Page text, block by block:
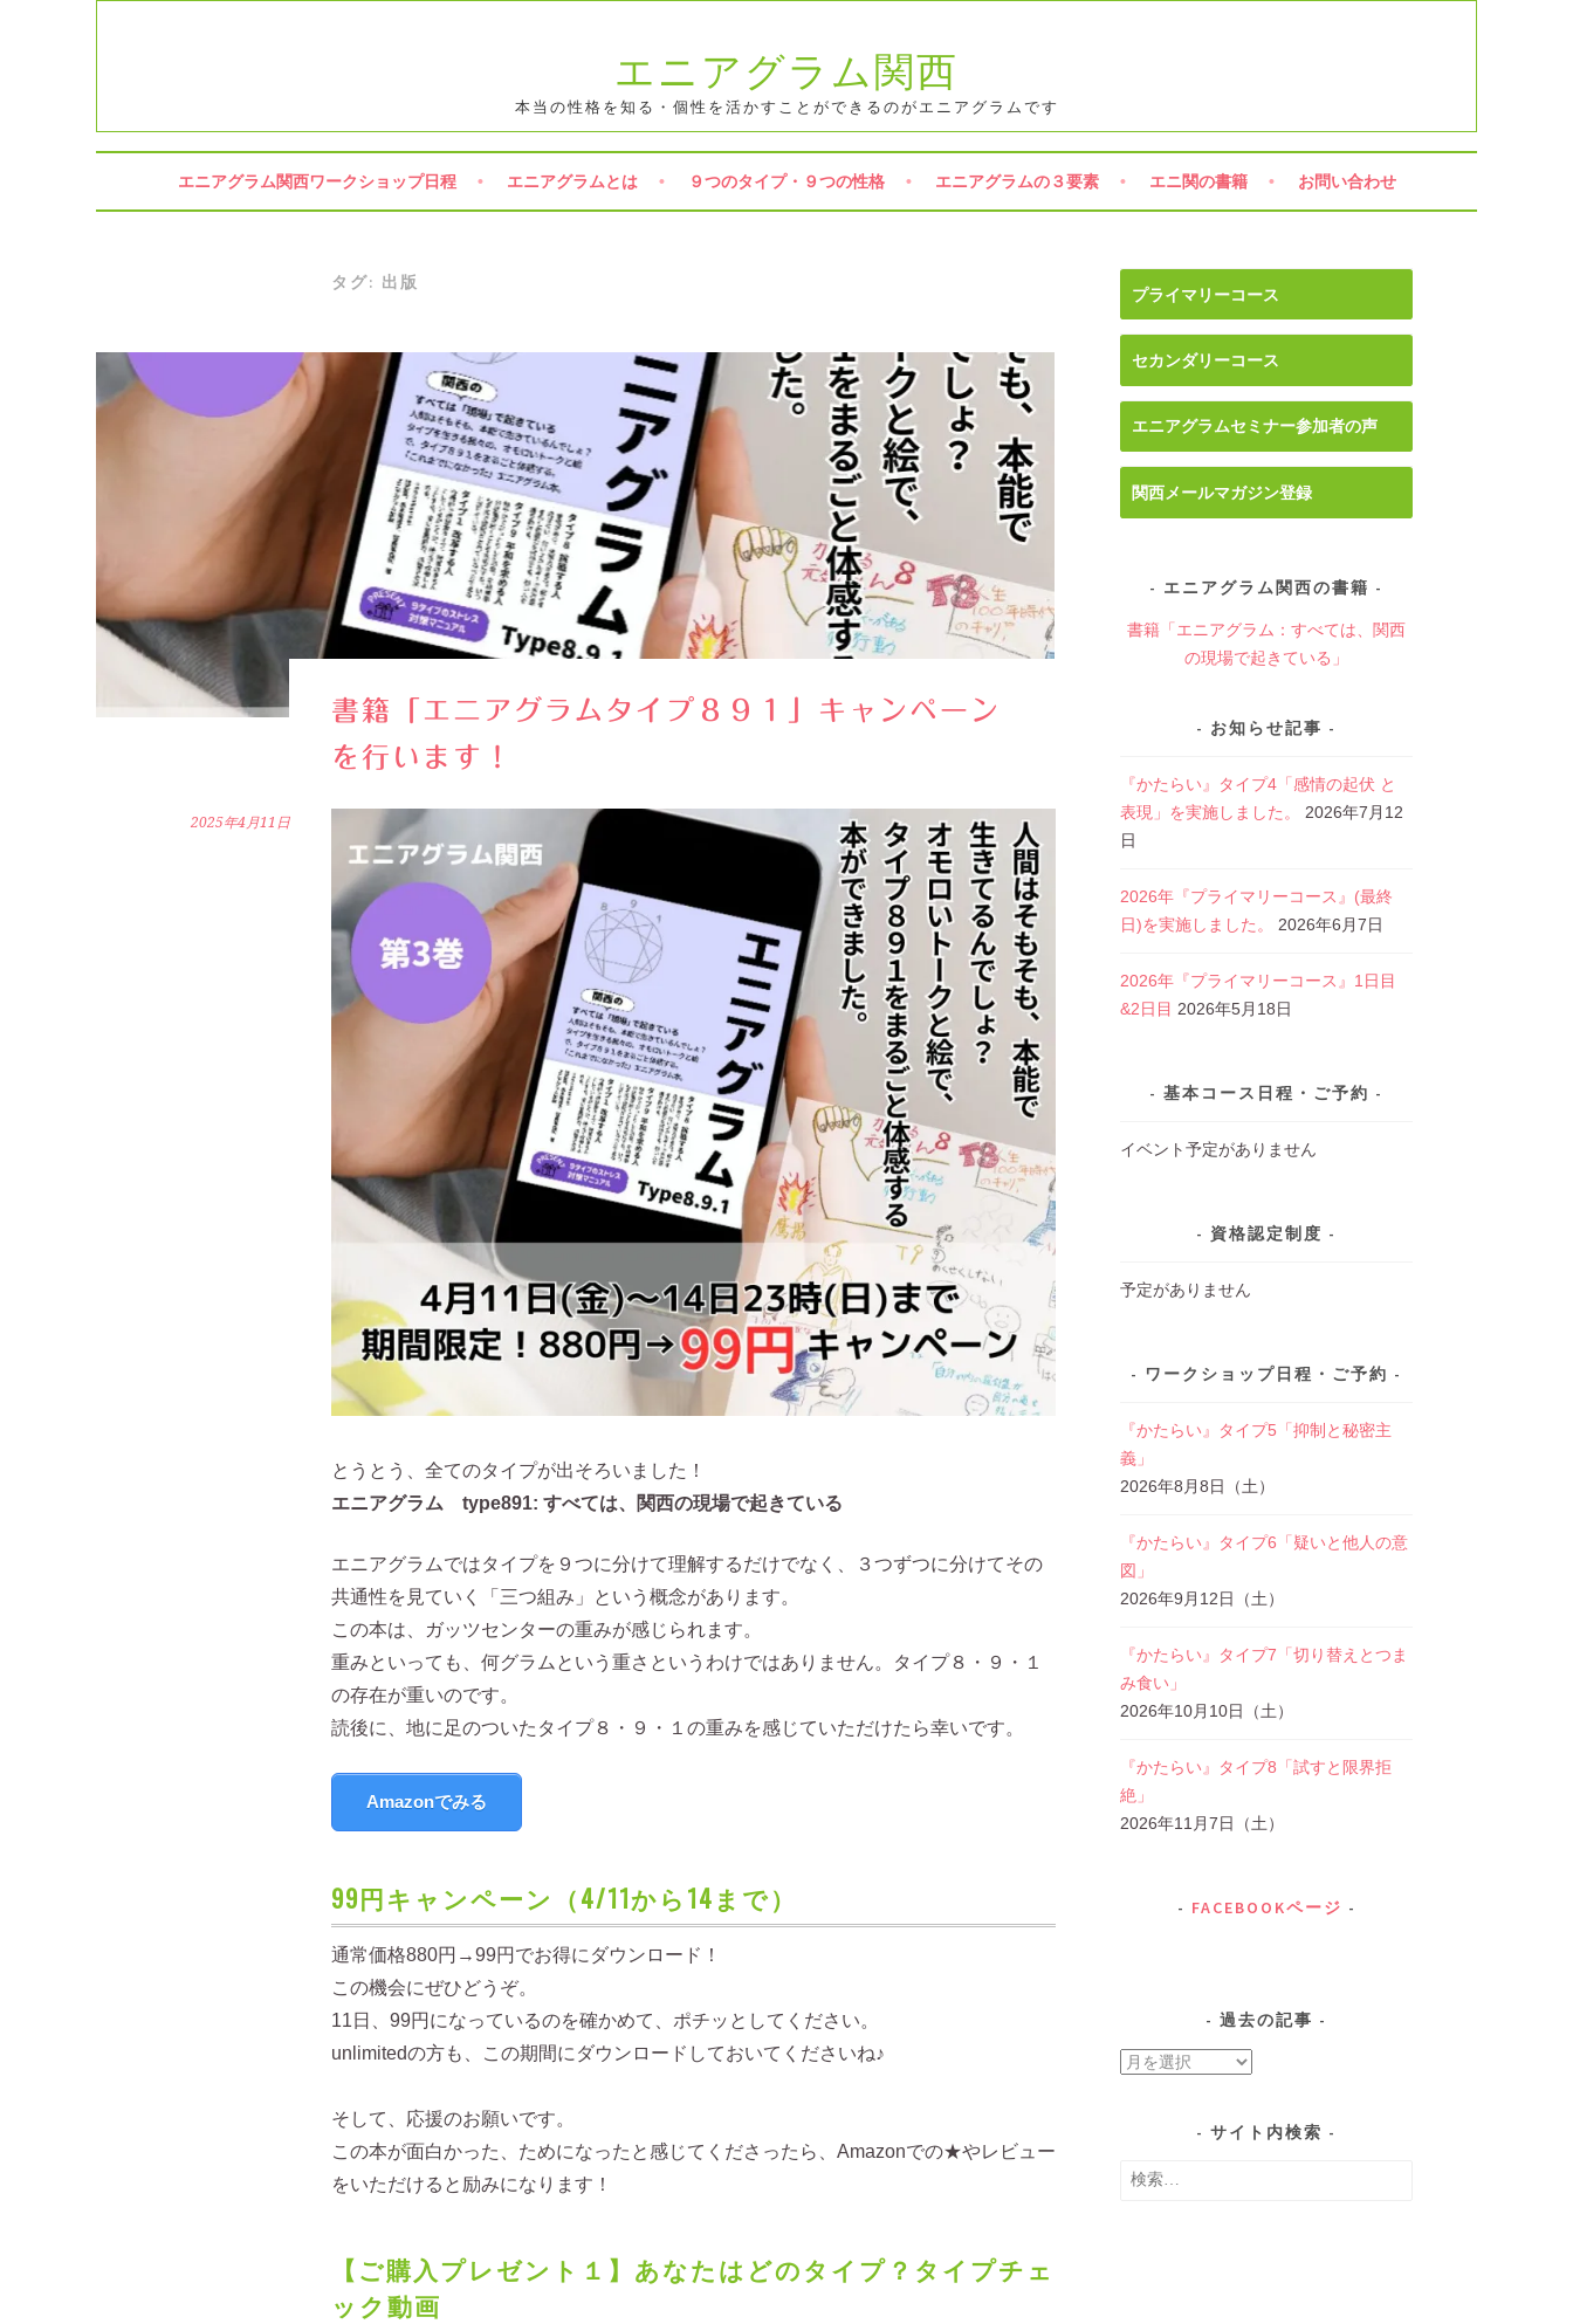
へ
キ
エニアグラム関西
本当の性格を知る・個性を活かすことができるのがエニアグラムです
エニアグラム関西ワークショップ日程 エニアグラムとは ９つのタイプ・９つの性格 エニアグラムの３要素 エニ関の書籍 お問い合わせ
タグ: 出版
書籍「エニアグラムタイプ８９１」キャンペーン
を行います！
2025年4月11日
とうとう、全てのタイプが出そろいました！
エニアグラム type891: すべては、関西の現場で起きている
エニアグラムではタイプを９つに分けて理解するだけでなく、３つずつに分けてその
共通性を見ていく「三つ組み」という概念があります。
この本は、ガッツセンターの重みが感じられます。
重みといっても、何グラムという重さというわけではありません。タイプ８・９・１
の存在が重いのです。
読後に、地に足のついたタイプ８・９・１の重みを感じていただけたら幸いです。
Amazonでみる
99円キャンペーン（4/11から14まで）
通常価格880円→99円でお得にダウンロード！
この機会にぜひどうぞ。
11日、99円になっているのを確かめて、ポチッとしてください。
unlimitedの方も、この期間にダウンロードしておいてくださいね♪
そして、応援のお願いです。
この本が面白かった、ためになったと感じてくださったら、Amazonでの★やレビュー
をいただけると励みになります！
【ご購入プレゼント１】あなたはどのタイプ？タイプチェ
ック動画
プライマリーコース
セカンダリーコース
エニアグラムセミナー参加者の声
関西メールマガジン登録
エニアグラム関西の書籍
書籍「エニアグラム：すべては、関西
の現場で起きている」
お知らせ記事
『かたらい』タイプ4「感情の起伏 と
表現」を実施しました。
2026年7月12
日
2026年『プライマリーコース』(最終
日)を実施しました。
2026年6月7日
2026年『プライマリーコース』1日目
&2日目 2026年5月18日
基本コース日程・ご予約
イベント予定がありません
資格認定制度
予定がありません
ワークショップ日程・ご予約
『かたらい』タイプ5「抑制と秘密主
義」
2026年8月8日（土）
『かたらい』タイプ6「疑いと他人の意
図」
2026年9月12日（土）
『かたらい』タイプ7「切り替えとつま
み食い」
2026年10月10日（土）
『かたらい』タイプ8「試すと限界拒
絶」
2026年11月7日（土）
FACEBOOKページ
過去の記事
過
事
サイト内検索
検